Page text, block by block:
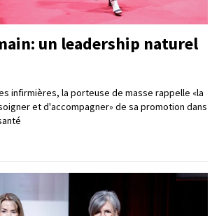
un leadership naturel
infirmières, la porteuse de masse rappelle «la
et d'accompagner» de sa promotion dans